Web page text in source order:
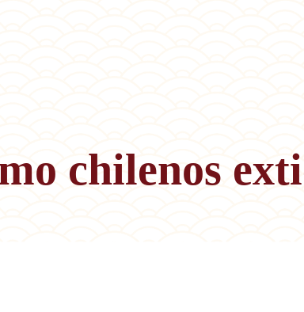
chilenos